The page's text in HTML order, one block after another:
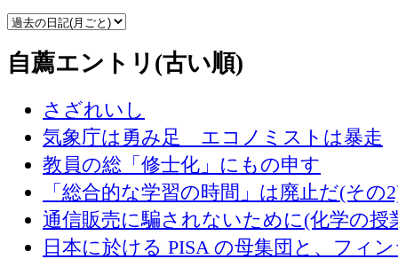
自薦エントリ(古い順)
さざれいし
気象庁は勇み足 エコノミストは暴走
教員の総「修士化」にもの申す
「総合的な学習の時間」は廃止だ(その
通信販売に騙されないために(化学の授
日本に於ける PISA の母集団と、フィ